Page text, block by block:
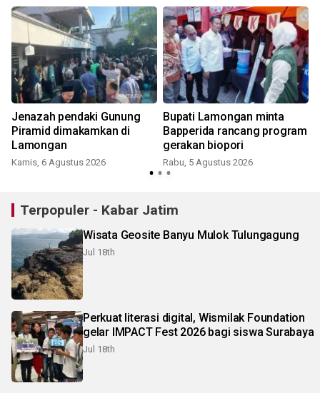
Jenazah pendaki Gunung
Piramid dimakamkan di
Lamongan
Kamis, 6 Agustus 2026
Bupati Lamongan minta
Bapperida rancang program
gerakan biopori
Rabu, 5 Agustus 2026
Terpopuler - Kabar Jatim
Wisata Geosite Banyu Mulok Tulungagung
Jul 18th
Perkuat literasi digital, Wismilak Foundation
gelar IMPACT Fest 2026 bagi siswa Surabaya
Jul 18th